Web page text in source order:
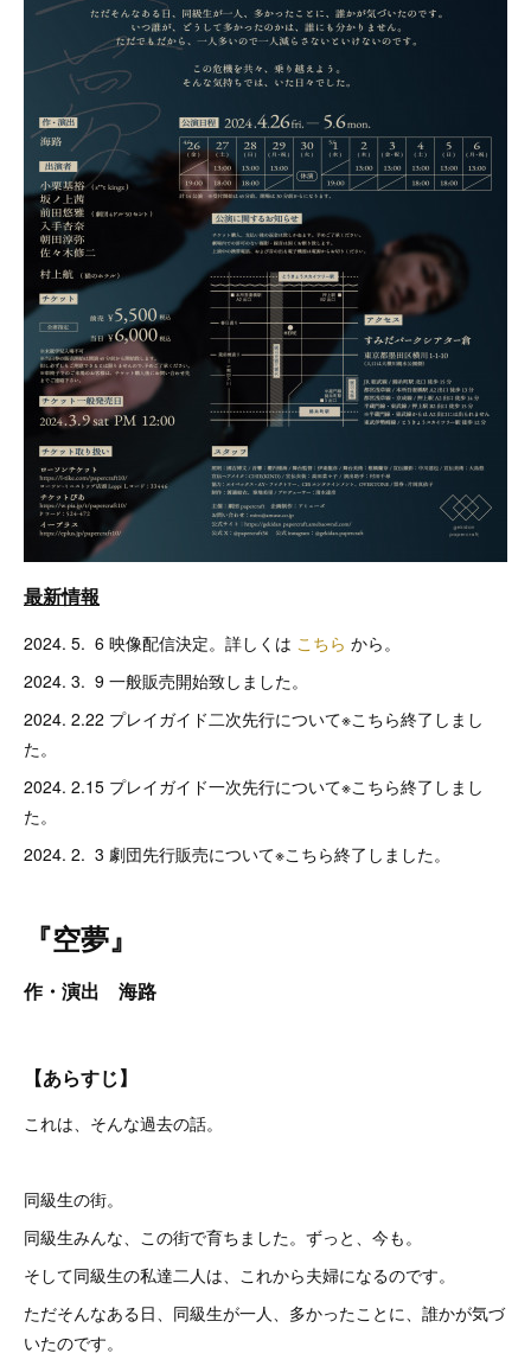
最新情報
2024. 5. 6 映像配信決定。詳しくは こちら から。
2024. 3. 9 一般販売開始致しました。
2024. 2.22 プレイガイド二次先行について※こちら終了しまし
た。
2024. 2.15 プレイガイド一次先行について※こちら終了しまし
た。
2024. 2. 3 劇団先行販売について※こちら終了しました。
『空夢』
作・演出 海路
【あらすじ】
これは、そんな過去の話。
同級生の街。
同級生みんな、この街で育ちました。ずっと、今も。
そして同級生の私達二人は、これから夫婦になるのです。
ただそんなある日、同級生が一人、多かったことに、誰かが気づ
いたのです。